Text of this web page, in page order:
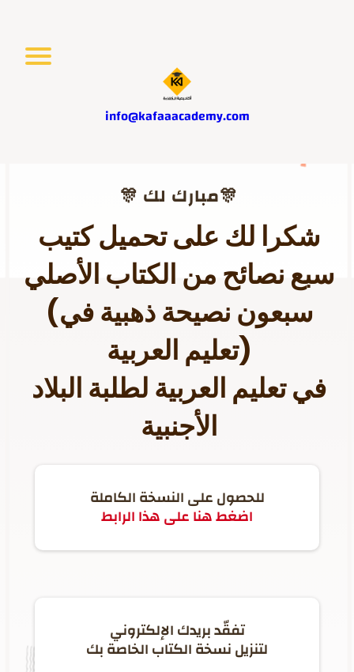
info@kafaaacademy.com
🎊 مبارك لك🎊
شكرا لك على تحميل كتيب
سبع نصائح من الكتاب الأصلي
(سبعون نصيحة ذهبية في
تعليم العربية)
في تعليم العربية لطلبة البلاد
الأجنبية
للحصول على النسخة الكاملة
اضغط هنا على هذا الرابط
تفقّد بريدك الإلكتروني
لتنزيل نسخة الكتاب الخاصة بك